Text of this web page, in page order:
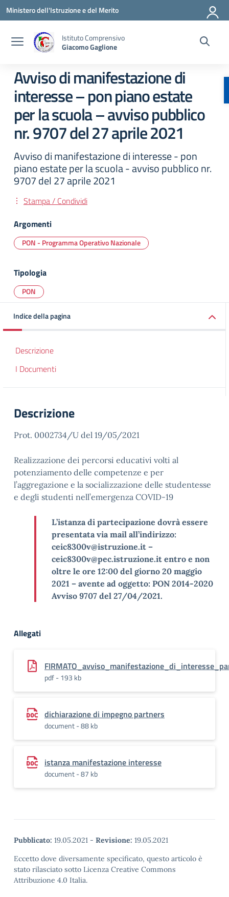
Vai ai contenuti
Vai al menu di navigazione
Vai al footer
Ministero dell'Istruzione e del Merito
Istituto Comprensivo
Giacomo Gaglione
Avviso di manifestazione di
interesse – pon piano estate
per la scuola – avviso pubblico
nr. 9707 del 27 aprile 2021
Avviso di manifestazione di interesse - pon
piano estate per la scuola - avviso pubblico nr.
9707 del 27 aprile 2021
Stampa / Condividi
Argomenti
PON - Programma Operativo Nazionale
Tipologia
PON
Indice della pagina
Descrizione
I Documenti
Descrizione
Prot. 0002734/U del 19/05/2021
Realizzazione dei percorsi educativi volti al
potenziamento delle competenze e per
l’aggregazione e la socializzazione delle studentesse
e degli studenti nell’emergenza COVID-19
L’istanza di partecipazione dovrà essere
presentata via mail all’indirizzo:
ceic8300v@istruzione.it –
ceic8300v@pec.istruzione.it entro e non
oltre le ore 12:00 del giorno 20 maggio
2021 – avente ad oggetto: PON 2014-2020
Avviso 9707 del 27/04/2021.
Allegati
pdf - 193 kb
dichiarazione di impegno partners
document - 88 kb
istanza manifestazione interesse
document - 87 kb
Pubblicato: 19.05.2021 - Revisione: 19.05.2021
Eccetto dove diversamente specificato, questo articolo è
stato rilasciato sotto Licenza Creative Commons
Attribuzione 4.0 Italia.